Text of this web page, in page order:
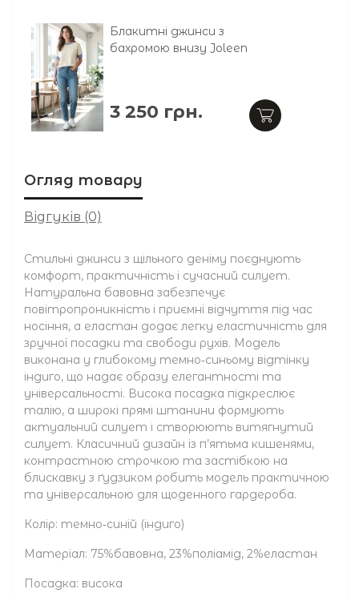
Блакитні джинси з
бахромою внизу Joleen
3 250 грн.
Огляд товару
Відгуків (0)
Стильні джинси з щільного деніму поєднують
комфорт, практичність і сучасний силует.
Натуральна бавовна забезпечує
повітропроникність і приємні відчуття під час
носіння, а еластан додає легку еластичність для
зручної посадки та свободи рухів. Модель
виконана у глибокому темно‑синьому відтінку
індиго, що надає образу елегантності та
універсальності. Висока посадка підкреслює
талію, а широкі прямі штанини формують
актуальний силует і створюють витягнутий
силует. Класичний дизайн із п’ятьма кишенями,
контрастною строчкою та застібкою на
блискавку з ґудзиком робить модель практичною
та універсальною для щоденного гардероба.
Колір: темно‑синій (індиго)
Матеріал: 75%бавовна, 23%поліамід, 2%еластан
Посадка: висока